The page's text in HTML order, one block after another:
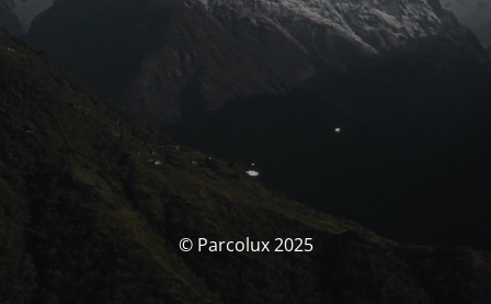
© Parcolux 2025